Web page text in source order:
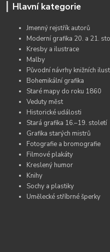
Hlavní kategorie
Jmenný rejstřík autorů
Moderní grafika 20. a 21.
Kresby a ilustrace
Malby
Původní návrhy knižních
Bohemikální grafika
Staré mapy do roku 1860
Veduty měst
Historické události
Stará grafika 16.–19. století
Grafika starých mistrů
Fotografie a bromografie
Filmové plakáty
Kreslený humor
Knihy
Sochy a plastiky
Umělecké stříbrné šperky